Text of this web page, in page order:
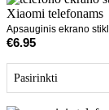
Apsauginis ekrano
€6.95